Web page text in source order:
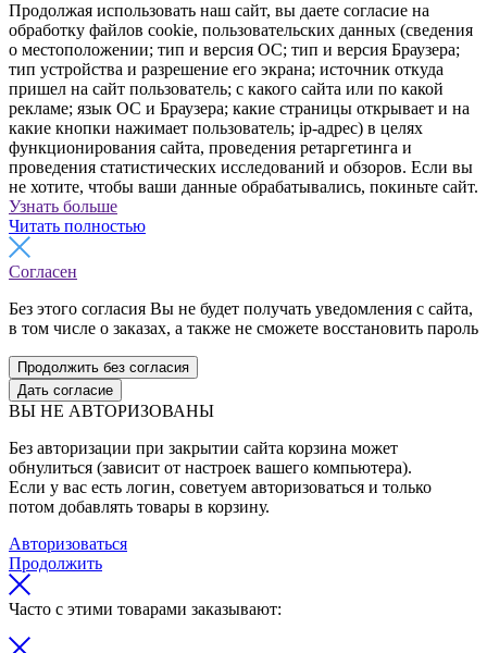
Продолжая использовать наш сайт, вы даете согласие на
обработку файлов cookie, пользовательских данных (сведения
о местоположении; тип и версия ОС; тип и версия Браузера;
тип устройства и разрешение его экрана; источник откуда
пришел на сайт пользователь; с какого сайта или по какой
рекламе; язык ОС и Браузера; какие страницы открывает и на
какие кнопки нажимает пользователь; ip-адрес) в целях
функционирования сайта, проведения ретаргетинга и
проведения статистических исследований и обзоров. Если вы
не хотите, чтобы ваши данные обрабатывались, покиньте сайт.
Узнать больше
Читать полностью
Согласен
Без этого согласия Вы не будет получать уведомления с сайта,
в том числе о заказах, а также не сможете восстановить пароль
Продолжить без согласия
Дать согласие
ВЫ НЕ АВТОРИЗОВАНЫ
Без авторизации при закрытии сайта корзина может
обнулиться (зависит от настроек вашего компьютера).
Если у вас есть логин, советуем авторизоваться и только
потом добавлять товары в корзину.
Авторизоваться
Продолжить
Часто с этими товарами заказывают: